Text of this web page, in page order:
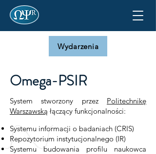
Wydarzenia
Omega-PSIR
System stworzony przez Politechnikę
Warszawską łączący funkcjonalności:
Systemu informacji o badaniach (CRIS)
Repozytorium instytucjonalnego (IR)
Systemu budowania profilu naukowca